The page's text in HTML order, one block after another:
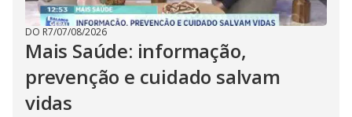
DO R7/07/08/2026
Mais Saúde: informação,
prevenção e cuidado salvam
vidas